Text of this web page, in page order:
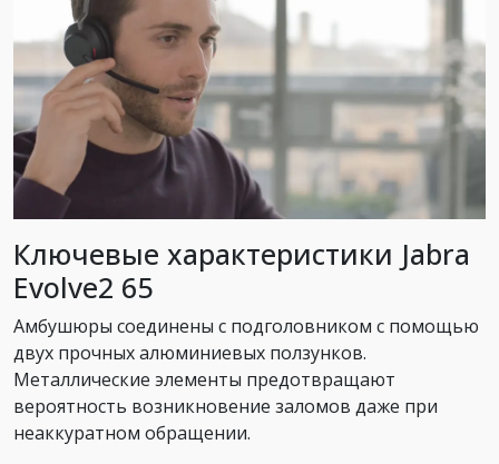
Ключевые характеристики Jabra
Evolve2 65
Амбушюры соединены с подголовником с помощью
двух прочных алюминиевых ползунков.
Металлические элементы предотвращают
вероятность возникновение заломов даже при
неаккуратном обращении.